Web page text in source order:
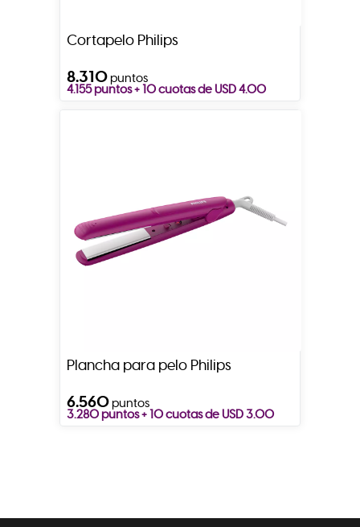
Cortapelo Philips
8.310puntos
4.155 puntos + 10 cuotas de USD 4.00
Plancha para pelo Philips
6.560puntos
3.280 puntos + 10 cuotas de USD 3.00